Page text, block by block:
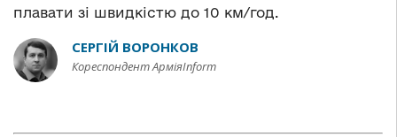
плавати зі швидкістю до 10 км/год.
СЕРГІЙ ВОРОНКОВ
Кореспондент АрміяInform